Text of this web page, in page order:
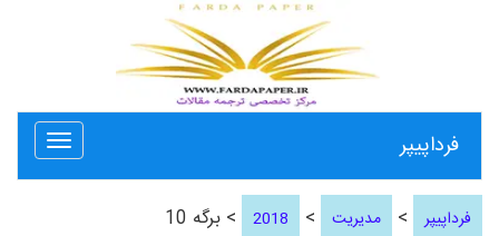
Toggle
فرداپیپر
فرداپیپر > مدیریت >
2018 > برگه 10